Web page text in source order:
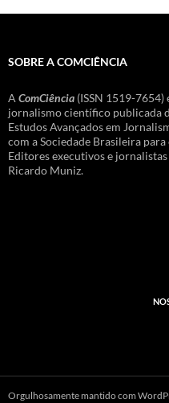
SOBRE A COMCIÊNCIA
A ComCiência (ISSN 1519-
jornalismo científico publicada
Estudos Avançados em
com a Sociedade Brasileira
Editores executivos e
Ricardo Muniz.
Orgulhosamente mantido com